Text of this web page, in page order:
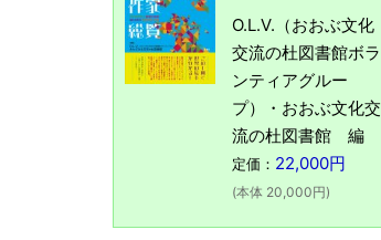
O.L.V.（おおぶ文化
交流の杜図書館ボラ
ンティアグルー
プ）・おおぶ文化交
流の杜図書館 編
定価： 22,000円
(本体 20,000円)